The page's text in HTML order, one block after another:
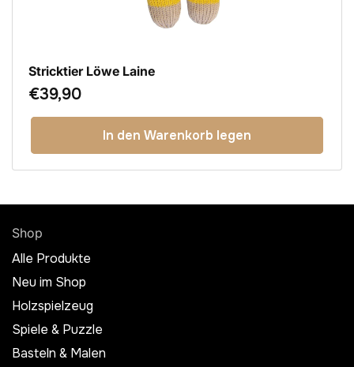
Stricktier Löwe Laine
Normaler
€39,90
In den Warenkorb legen
Shop
Alle Produkte
Neu im Shop
Holzspielzeug
Spiele & Puzzle
Basteln & Malen